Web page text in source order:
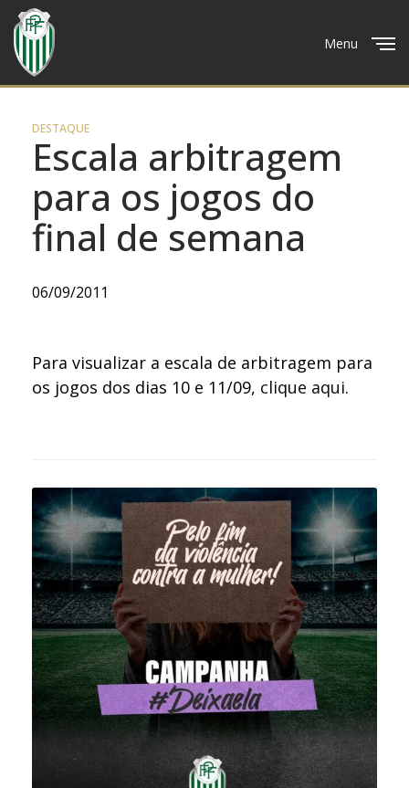
Menu
DESTAQUE
Escala arbitragem
para os jogos do
final de semana
06/09/2011
Para visualizar a escala de arbitragem para
os jogos dos dias 10 e 11/09, clique aqui.